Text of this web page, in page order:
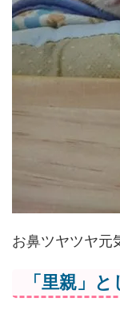
お鼻ツヤツヤ
「里親」